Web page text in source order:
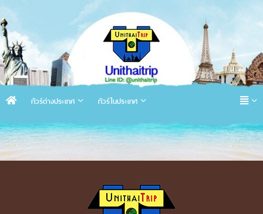
ทัวร์ต่างประเทศ ทัวร์ในประเทศ